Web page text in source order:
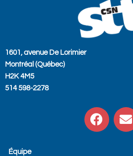
1601, avenue De Lorimier
Montréal (Québec)
H2K 4M5
514 598-2278
F
a
E
n
Équipe